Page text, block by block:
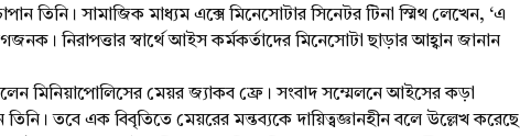
তিনি। সামাজিক মাধ্যম এক্সে মিনেসোটার সিনেটর টিনা স্মিথ লেখেন, ‘এ
নিরাপত্তার স্বার্থে আইস কর্মকর্তাদের মিনেসোটা ছাড়ার আহ্বান জানান
মিনিয়াপোলিসের মেয়র জ্যাকব ফ্রে। সংবাদ সম্মেলনে আইসের কড়া
তবে এক বিবৃতিতে মেয়রের মন্তব্যকে দায়িত্বজ্ঞানহীন বলে উল্লেখ করেছে